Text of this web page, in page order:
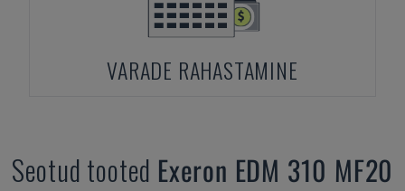
VARADE RAHASTAMINE
Seotud tooted Exeron EDM 310 MF20